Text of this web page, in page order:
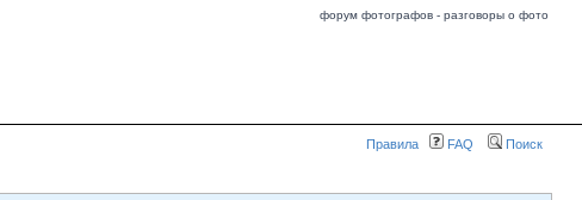
форум фотографов - разговоры о фото
Правила FAQ Поиск